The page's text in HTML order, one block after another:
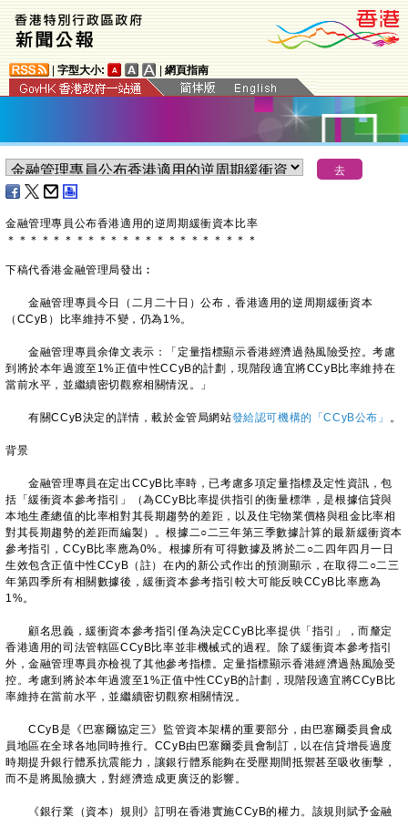
字型大小: 網頁指南
金融管理專員公布香港適用的逆周期緩衝資本比率
＊ ＊ ＊ ＊ ＊ ＊ ＊ ＊ ＊ ＊ ＊ ＊ ＊ ＊ ＊ ＊ ＊ ＊ ＊ ＊ ＊ ＊
下稿代香港金融管理局發出︰
金融管理專員今日（二月二十日）公布，香港適用的逆周期緩衝資本
（CCyB）比率維持不變，仍為1%。
金融管理專員余偉文表示：「定量指標顯示香港經濟過熱風險受控。考慮
到將於本年過渡至1%正值中性CCyB的計劃，現階段適宜將CCyB比率維持在
當前水平，並繼續密切觀察相關情況。」
有關CCyB決定的詳情，載於金管局網站發給認可機構的「CCyB公布」 。
背景
金融管理專員在定出CCyB比率時，已考慮多項定量指標及定性資訊，包
括「緩衝資本參考指引」（為CCyB比率提供指引的衡量標準，是根據信貸與
本地生產總值的比率相對其長期趨勢的差距，以及住宅物業價格與租金比率相
對其長期趨勢的差距而編製）。根據二○二三年第三季數據計算的最新緩衝資本
參考指引，CCyB比率應為0%。根據所有可得數據及將於二○二四年四月一日
生效包含正值中性CCyB（註）在內的新公式作出的預測顯示，在取得二○二三
年第四季所有相關數據後，緩衝資本參考指引較大可能反映CCyB比率應為
1%。
顧名思義，緩衝資本參考指引僅為決定CCyB比率提供「指引」，而釐定
香港適用的司法管轄區CCyB比率並非機械式的過程。除了緩衝資本參考指引
外，金融管理專員亦檢視了其他參考指標。定量指標顯示香港經濟過熱風險受
控。考慮到將於本年過渡至1%正值中性CCyB的計劃，現階段適宜將CCyB比
率維持在當前水平，並繼續密切觀察相關情況。
CCyB是《巴塞爾協定三》監管資本架構的重要部分，由巴塞爾委員會成
員地區在全球各地同時推行。CCyB由巴塞爾委員會制訂，以在信貸增長過度
時期提升銀行體系抗震能力，讓銀行體系能夠在受壓期間抵禦甚至吸收衝擊，
而不是將風險擴大，對經濟造成更廣泛的影響。
《銀行業（資本）規則》訂明在香港實施CCyB的權力。該規則賦予金融